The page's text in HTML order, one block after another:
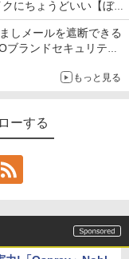
にちょうどいい【ぼっ
なにしてる？】
しメールを遮断できる
ブランドセキュリティ
もっと見る
ーする